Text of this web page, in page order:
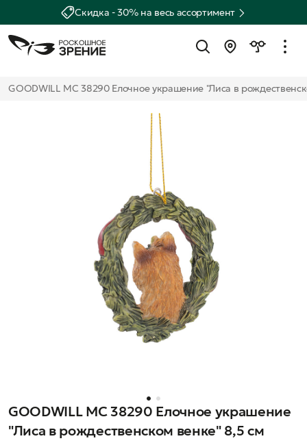
Скидка - 30% на весь ассортимент
GOODWILL MC 38290 Елочное украшение "Лиса в
GOODWILL MC 38290 Елочное украшение
"Лиса в рождественском венке" 8,5 см